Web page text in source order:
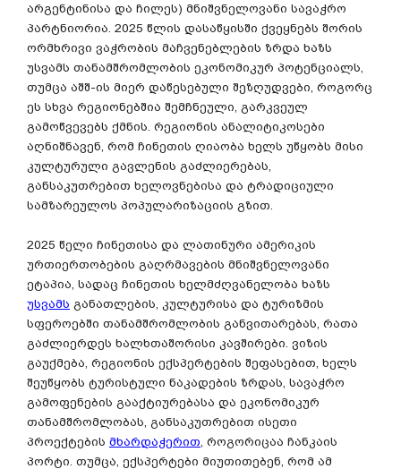
არგენტინისა და ჩილეს) მნიშვნელოვანი სავაჭრო
პარტნიორია. 2025 წლის დასაწყისში ქვეყნებს შორის
ორმხრივი ვაჭრობის მაჩვენებლების ზრდა ხაზს
უსვამს თანამშრომლობის ეკონომიკურ პოტენციალს,
თუმცა აშშ-ის მიერ დაწესებული შეზღუდვები, როგორც
ეს სხვა რეგიონებშია შემჩნეული, გარკვეულ
გამოწვევებს ქმნის. რეგიონის ანალიტიკოსები
აღნიშნავენ, რომ ჩინეთის ღიაობა ხელს უწყობს მისი
კულტურული გავლენის გაძლიერებას,
განსაკუთრებით ხელოვნებისა და ტრადიციული
სამზარეულოს პოპულარიზაციის გზით.
2025 წელი ჩინეთისა და ლათინური ამერიკის
ურთიერთობების გაღრმავების მნიშვნელოვანი
ეტაპია, სადაც ჩინეთის ხელმძღვანელობა ხაზს
უსვამს განათლების, კულტურისა და ტურიზმის
სფეროებში თანამშრომლობის განვითარებას, რათა
გაძლიერდეს ხალხთაშორისი კავშირები. ვიზის
გაუქმება, რეგიონის ექსპერტების შეფასებით, ხელს
შეუწყობს ტურისტული ნაკადების ზრდას, სავაჭრო
გამოფენების გააქტიურებასა და ეკონომიკურ
თანამშრომლობას, განსაკუთრებით ისეთი
პროექტების მხარდაჭერით , როგორიცაა ჩანკაის
პორტი. თუმცა, ექსპერტები მიუთითებენ, რომ ამ